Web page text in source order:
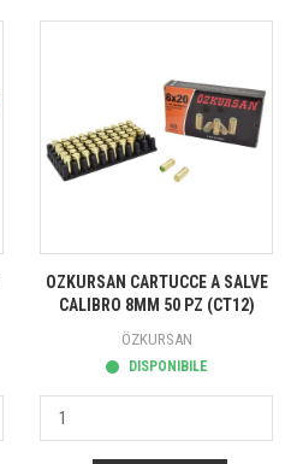
OZKURSAN CARTUCCE A SALVE
CALIBRO 8MM 50 PZ (CT12)
ÖZKURSAN
DISPONIBILE